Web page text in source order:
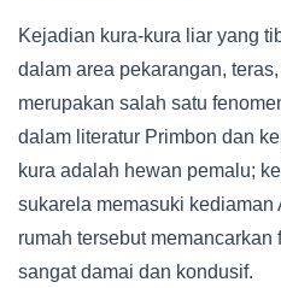
Kejadian kura-kura liar yang
dalam area pekarangan,
merupakan salah satu
dalam literatur Primbon dan
kura adalah hewan pemalu;
sukarela memasuki
rumah tersebut memancarkan
sangat damai dan kondusif.